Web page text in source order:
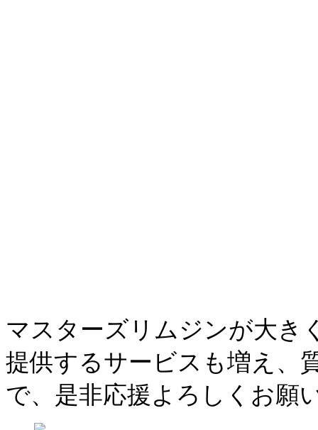
マスターズリムジンが大き
提供するサービスも増え、
で、是非応援よろしくお願